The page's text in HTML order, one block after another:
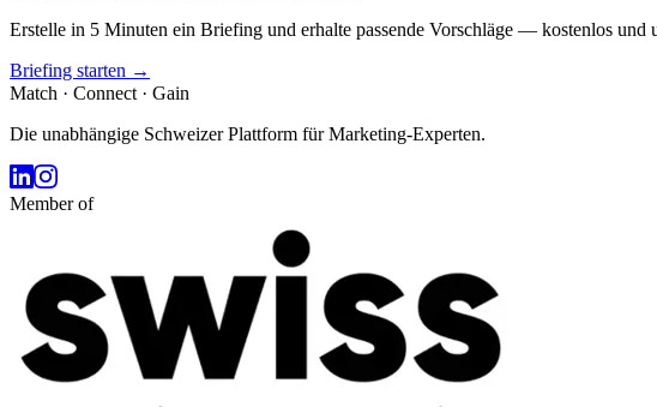
Erstelle in 5 Minuten ein Briefing und erhalte passende Vorschläge — kostenlos und
Briefing starten →
Match · Connect · Gain
Die unabhängige Schweizer Plattform für Marketing-Experten.
Member of